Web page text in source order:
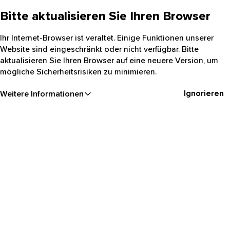
Bitte aktualisieren Sie Ihren Browser
Ihr Internet-Browser ist veraltet. Einige Funktionen unserer
Website sind eingeschränkt oder nicht verfügbar. Bitte
aktualisieren Sie Ihren Browser auf eine neuere Version, um
mögliche Sicherheitsrisiken zu minimieren.
Weitere Informationen Ignorieren